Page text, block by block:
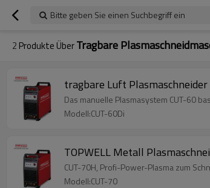
Bitte geben Sie einen Suchbegriff ein
2 Produkte ÜberTragbare
tragbare Luft Plasmaschneider
Das manuelle Plasmasystem CUT-60
Modell:CUT-60Di
TOPWELL Metall
CUT-70H, Profi-Power-Plasma zum
Modell:CUT-70